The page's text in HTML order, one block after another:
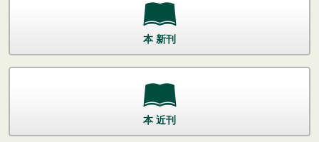
本 新刊
本 近刊